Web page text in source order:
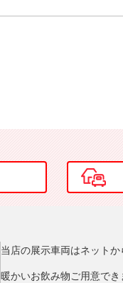
当店の展示車両はネットか
暖かいお飲み物ご用意でき